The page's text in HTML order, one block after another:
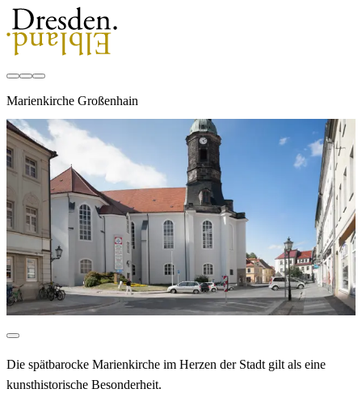
Marienkirche Großenhain
Die spätbarocke Marienkirche im Herzen der Stadt gilt als eine
kunsthistorische Besonderheit.